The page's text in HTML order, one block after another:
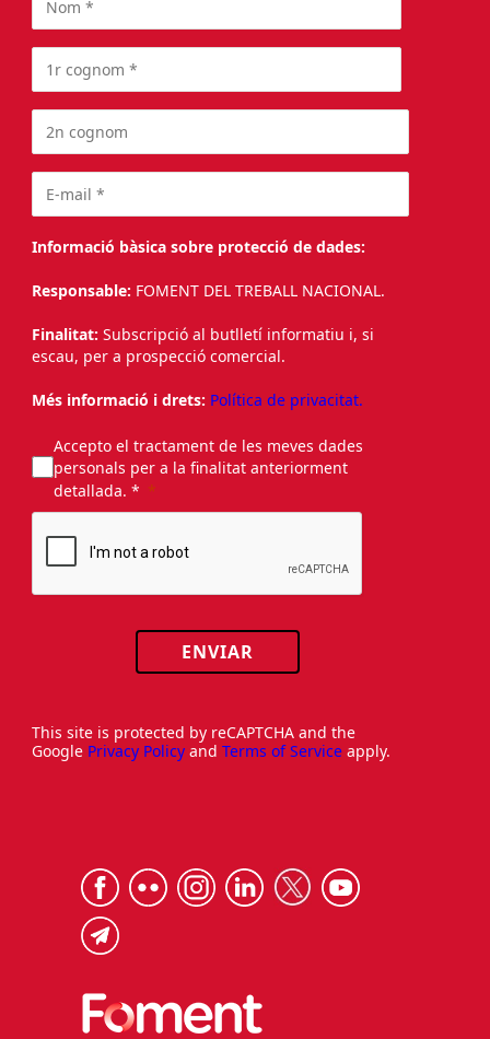
Informació bàsica sobre protecció de dades:
Responsable: FOMENT DEL TREBALL NACIONAL.
Finalitat: Subscripció al butlletí informatiu i, si
escau, per a prospecció comercial.
Més informació i drets: Política de privacitat.
Accepto el tractament de les meves dades
personals per a la finalitat anteriorment
detallada. *
ENVIAR
This site is protected by reCAPTCHA and the
Google Privacy Policy and Terms of Service apply.